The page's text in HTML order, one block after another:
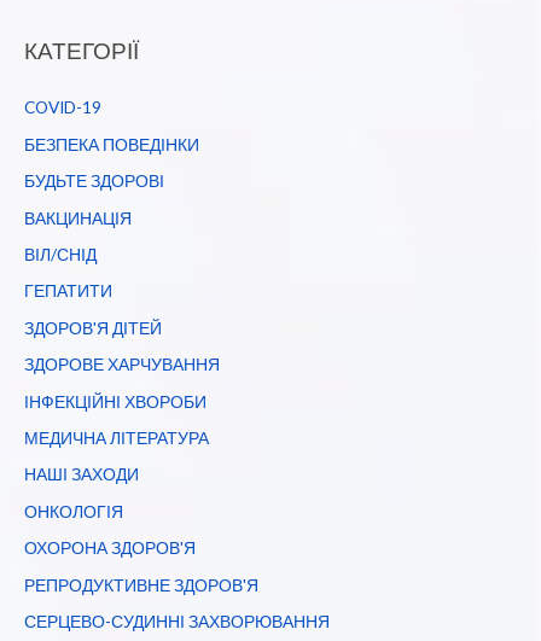
КАТЕГОРІЇ
COVID-19
БЕЗПЕКА ПОВЕДІНКИ
БУДЬТЕ ЗДОРОВІ
ВАКЦИНАЦІЯ
ВІЛ/СНІД
ГЕПАТИТИ
ЗДОРОВ'Я ДІТЕЙ
ЗДОРОВЕ ХАРЧУВАННЯ
ІНФЕКЦІЙНІ ХВОРОБИ
МЕДИЧНА ЛІТЕРАТУРА
НАШІ ЗАХОДИ
ОНКОЛОГІЯ
ОХОРОНА ЗДОРОВ'Я
РЕПРОДУКТИВНЕ ЗДОРОВ'Я
СЕРЦЕВО-СУДИННІ ЗАХВОРЮВАННЯ